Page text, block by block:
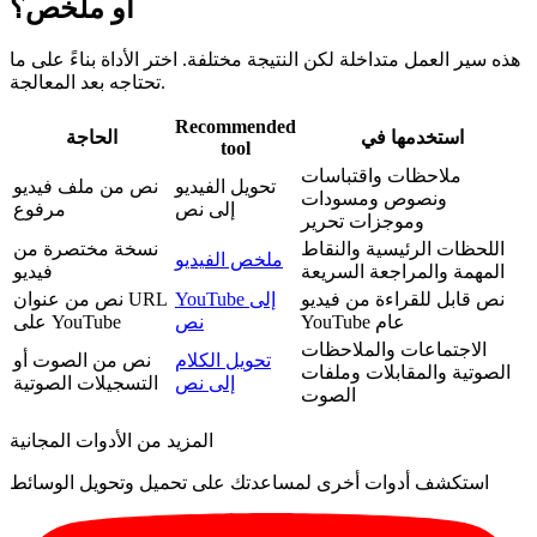
أو ملخص؟
هذه سير العمل متداخلة لكن النتيجة مختلفة. اختر الأداة بناءً على ما
تحتاجه بعد المعالجة.
الحاجة
Recommended
tool
استخدمها في
نص من ملف فيديو
مرفوع
تحويل الفيديو
إلى نص
ملاحظات واقتباسات
ونصوص ومسودات
وموجزات تحرير
نسخة مختصرة من
فيديو
ملخص الفيديو
اللحظات الرئيسية والنقاط
المهمة والمراجعة السريعة
نص من عنوان URL
على YouTube
YouTube إلى
نص
نص قابل للقراءة من فيديو
YouTube عام
نص من الصوت أو
التسجيلات الصوتية
تحويل الكلام
إلى نص
الاجتماعات والملاحظات
الصوتية والمقابلات وملفات
الصوت
المزيد من الأدوات المجانية
استكشف أدوات أخرى لمساعدتك على تحميل وتحويل الوسائط